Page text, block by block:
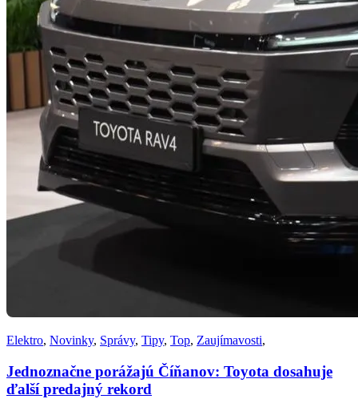
Elektro, Novinky, Správy, Tipy, Top, Zaujímavosti,
Jednoznačne porážajú Číňanov: Toyota dosahuje
ďalší predajný rekord